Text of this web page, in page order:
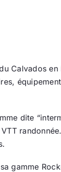
Calvados en
dite
gamme